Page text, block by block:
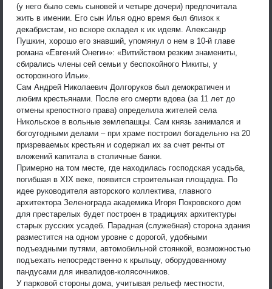
(у него было семь сыновей и четыре дочери) предпочитала
жить в имении. Его сын Илья одно время был близок к
декабристам, но вскоре охладел к их идеям. Александр
Пушкин, хорошо его знавший, упомянул о нем в 10-й главе
романа «Евгений Онегин»: «Витийством резким знамениты,
сбирались члены сей семьи у беспокойного Никиты, у
осторожного Ильи».
Сам Андрей Николаевич Долгоруков был демократичен и
любим крестьянами. После его смерти вдова (за 11 лет до
отмены крепостного права) определила жителей села
Никольское в вольные землепашцы. Сам князь занимался и
богоугодными делами – при храме построил богадельню на 20
призреваемых крестьян и содержал их за счет ренты от
вложений капитала в столичные банки.
Примерно на том месте, где находилась господская усадьба,
погибшая в XIX веке, появится строительная площадка. По
идее руководителя авторского коллектива, главного
архитектора Зеленограда академика Игоря Покровского дом
для престарелых будет построен в традициях архитектуры
старых русских усадеб. Парадная (служебная) сторона здания
разместится на одном уровне с дорогой, удобными
подъездными путями, автомобильной стоянкой, возможностью
подъехать непосредственно к крыльцу, оборудованному
пандусами для инвалидов-колясочников.
У парковой стороны дома, учитывая рельеф местности,